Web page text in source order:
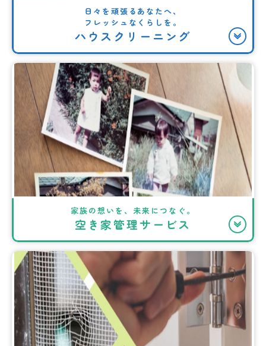
日々を頑張るあなたへ、
フレッシュなくらしを。
ハウスクリーニング
家族の想いを、未来につなぐ。
空き家管理サービス